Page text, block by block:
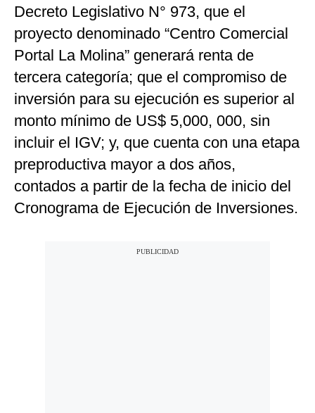
Decreto Legislativo N° 973, que el
proyecto denominado “Centro Comercial
Portal La Molina” generará renta de
tercera categoría; que el compromiso de
inversión para su ejecución es superior al
monto mínimo de US$ 5,000, 000, sin
incluir el IGV; y, que cuenta con una etapa
preproductiva mayor a dos años,
contados a partir de la fecha de inicio del
Cronograma de Ejecución de Inversiones.